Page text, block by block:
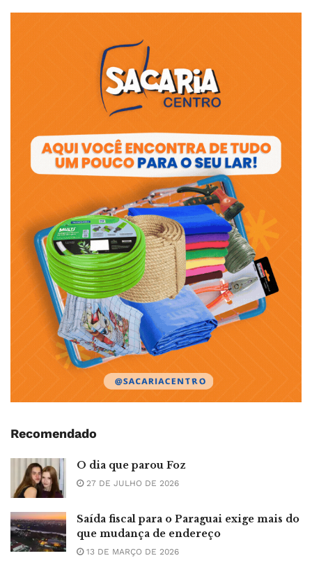
Recomendado
O dia que parou Foz
27 DE JULHO DE 2026
Saída fiscal para o Paraguai exige mais do
que mudança de endereço
13 DE MARÇO DE 2026